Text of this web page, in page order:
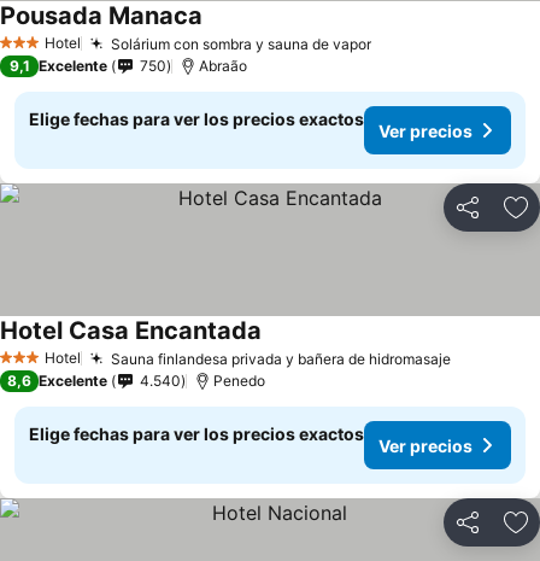
3 Estrellas
Hotel Solárium con sombra y sauna de vaporVer precios
Pousada Manaca
9,1 Excelente 750 Abraão
Elige fechas para ver los precios exactos
Ver precios
Compartir
3 Estrellas
Hotel Sauna finlandesa privada y bañera de hidromasajeVer
Hotel Casa Encantada
8,6 Excelente 4.540 Penedo
Elige fechas para ver los precios exactos
Ver precios
Compartir